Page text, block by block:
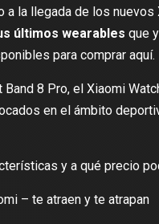
a la llegada de los nuevos
últimos wearables que
para comprar aquí.
8 Pro, el Xiaomi
en el ámbito
y a qué precio
– te atraen y te atrapan